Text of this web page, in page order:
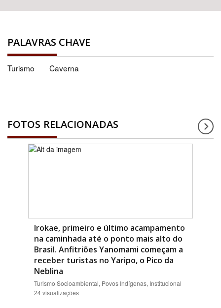
PALAVRAS CHAVE
Turismo Caverna
FOTOS RELACIONADAS
Irokae, primeiro e último acampamento
na caminhada até o ponto mais alto do
Brasil. Anfitriões Yanomami começam a
receber turistas no Yaripo, o Pico da
Neblina
Turismo Socioambiental, Povos Indígenas, Institucional
24 visualizações